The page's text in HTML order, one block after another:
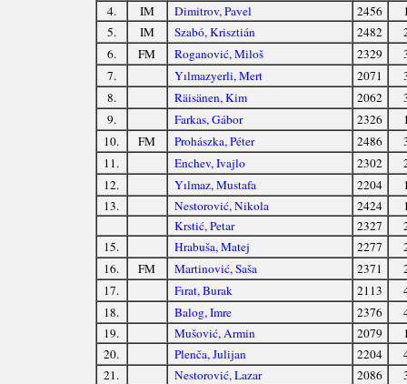
4.
IM Dimitrov, Pavel 2456
5.
IM Szabó, Krisztián 2482
6.
FM Roganović, Miloš 2329
7.
Yılmazyerli, Mert 2071
8.
Räisänen, Kim 2062
9.
Farkas, Gábor 2326
10.
FM Prohászka, Péter 2486
11.
Enchev, Ivajlo 2302
12.
Yılmaz, Mustafa 2204
13.
Nestorović, Nikola 2424
Krstić, Petar
2327
15.
Hrabuša, Matej 2277
16.
FM Martinović, Saša 2371
17.
Fırat, Burak 2113
18.
Balog, Imre 2376
19.
Mušović, Armin 2079
20.
Plenča, Julijan 2204
21.
Nestorović, Lazar 2086